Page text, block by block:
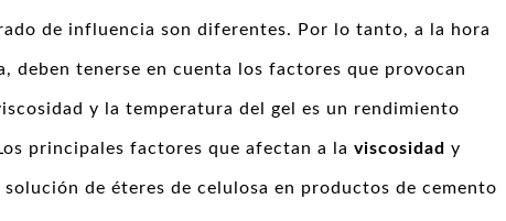
de influencia son diferentes. Por lo tanto, a la hora
deben tenerse en cuenta los factores que provocan
y la temperatura del gel es un rendimiento
principales factores que afectan a la viscosidad y
de éteres de celulosa en productos de cemento